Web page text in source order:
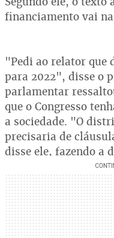
financiamento vai
"Pedi ao relator que
para 2022", disse o
parlamentar
que o Congresso
a sociedade. "O
precisaria de
disse ele, fazendo a